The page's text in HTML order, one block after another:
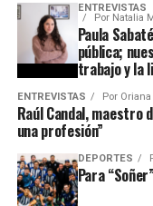
ENTREVISTAS
Por Natalia
Paula
pública;
trabajo y la
ENTREVISTAS Por
Raúl Candal, maestro
una profesión”
DEPORTES
Para